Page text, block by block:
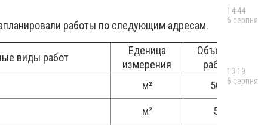
работы по следующим адресам.
виды работ
Еденица
измерения
Объемы
работ
м²
50
м²
5
14:44
6 серпня
13:19
6 серпня